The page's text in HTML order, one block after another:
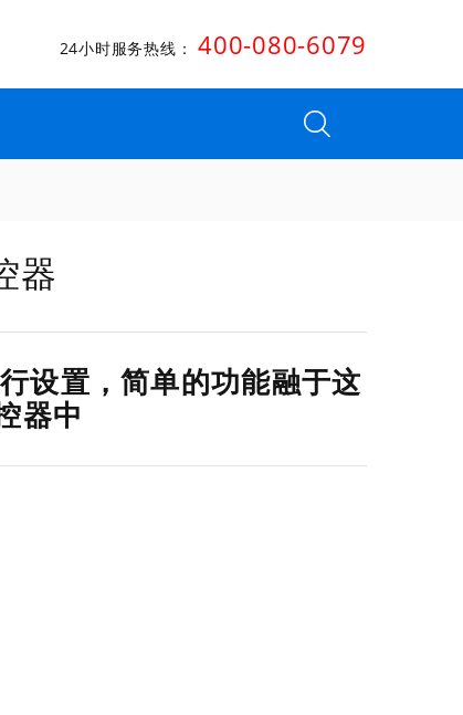
24小时服务热线： 400-080-6079
器
设置，简单的功能融于这
器中